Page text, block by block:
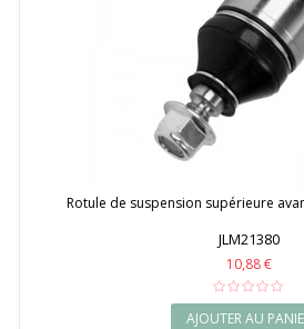
Rotule de suspension supérieure
JLM21380
10,88 €
AJOUTER AU